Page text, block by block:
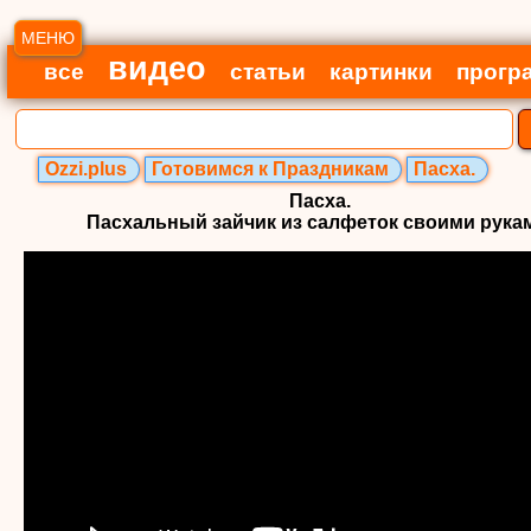
МЕНЮ
все видео статьи картинки
Ozzi.plus Готовимся к Праздникам
Пасха.
Пасха.
Пасхальный зайчик из салфеток своими